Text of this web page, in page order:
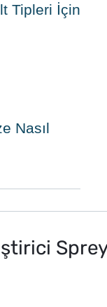
Tipleri İçin
Nasıl